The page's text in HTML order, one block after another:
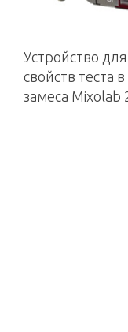
Устройство
свойств теста
замеса Mixolab